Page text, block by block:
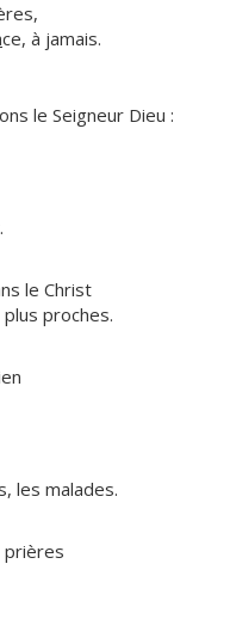
ce, à jamais.
le Seigneur Dieu :
le Christ
proches.
les malades.
prières